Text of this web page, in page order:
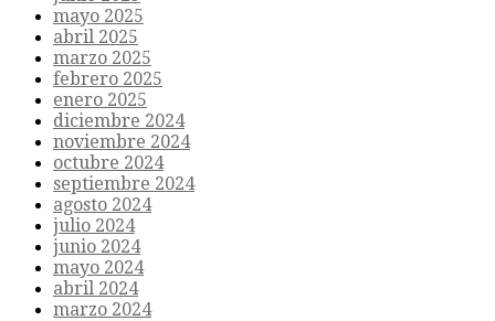
mayo 2025
abril 2025
marzo 2025
febrero 2025
enero 2025
diciembre 2024
noviembre 2024
octubre 2024
septiembre 2024
agosto 2024
julio 2024
junio 2024
mayo 2024
abril 2024
marzo 2024